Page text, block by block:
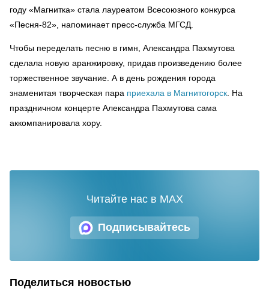
году «Магнитка» стала лауреатом Всесоюзного конкурса
«Песня-82», напоминает пресс-служба МГСД.
Чтобы переделать песню в гимн, Александра Пахмутова
сделала новую аранжировку, придав произведению более
торжественное звучание. А в день рождения города
знаменитая творческая пара приехала в Магнитогорск . На
праздничном концерте Александра Пахмутова сама
аккомпанировала хору.
Подписывайтесь
Читайте нас в MAX
Поделиться новостью